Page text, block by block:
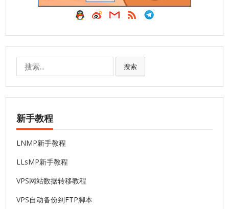
搜索
新手教程
LNMP新手教程
LLsMP新手教程
VPS网站数据转移教程
VPS自动备份到FTP脚本